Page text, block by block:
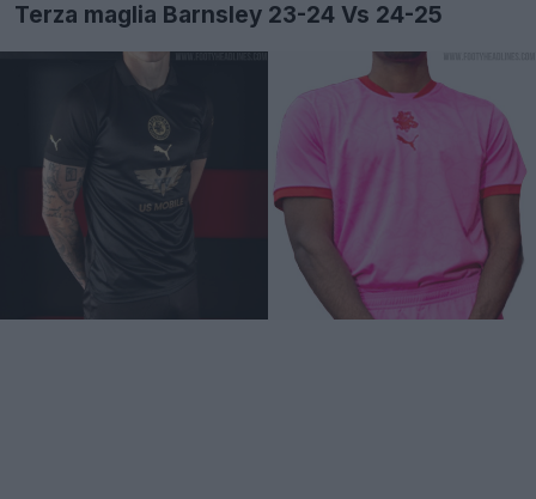
Terza maglia Barnsley 23-24 Vs 24-25